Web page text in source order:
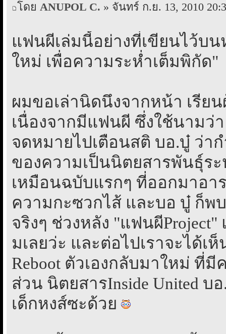
โดย ANUPOL C. » จันทร์ ก.ย. 13, 2010
แฟนผีเล่มนี้อย่างที่เขียนไว้บน
ใหม่ เพื่อความระห่ำเต็มพิกัด"
ผมขอเล่านิดนึงจากหน้า เรีย
เนื่องจากมีแฟนผี ซึ่งใช้นามว่า
จดหมายไปเตือนสติ บอ.บู๋ ว่า
ของความเป็นนิตยสารพันธุ์ร
เหมือนฉบับแรกๆ ที่ออกมาอา
ความกะซวกไส้ และบอ บู๋ ก็พ
จริงๆ ช่วงหลัง "แฟนผี
มเลยว่ะ และต่อไปเราจะได้เ
Reboot ตัวเองกลับมาใหม่ ที่
ส่วน นิตยสารInside United บ
เด็กหงส์ซะด้วย